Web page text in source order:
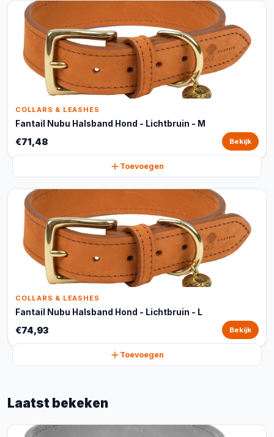
COLLARS & LEASHES
Fantail Nubu Halsband Hond - Lichtbruin - M
€71,48 Bekijk
Toevoegen
COLLARS & LEASHES
Fantail Nubu Halsband Hond - Lichtbruin - L
€74,93 Bekijk
Toevoegen
Laatst bekeken